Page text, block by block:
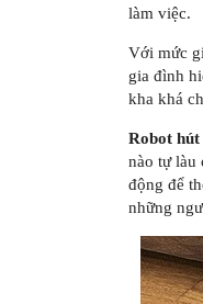
làm việc.
Với mức
gia đình
kha khá
Robot hút
nào tự làu
động để
những